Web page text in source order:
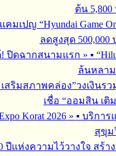
ต้น
ปญ “Hyundai Game
ลดสูงสุด 500,000
ปิดฉากสนามแรก » ▪︎
ล้นหลาม
ริมสภาพคล่อง”วงเงินรว
เชื่อ “ออมสิน เติ
Korat 2026» ▪︎ บริกา
สุขุม
ปีแห่งความไว้วางใจ สร้